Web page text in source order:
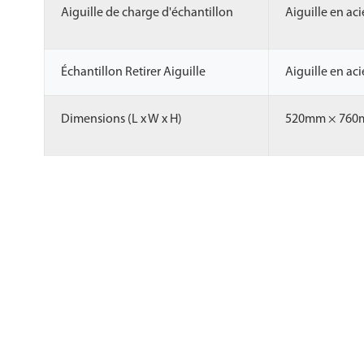
Aiguille de charge d'échantillon Aiguille en
Échantillon Retirer Aiguille Aiguille en
Dimensions (L x W x H) 520mm ×